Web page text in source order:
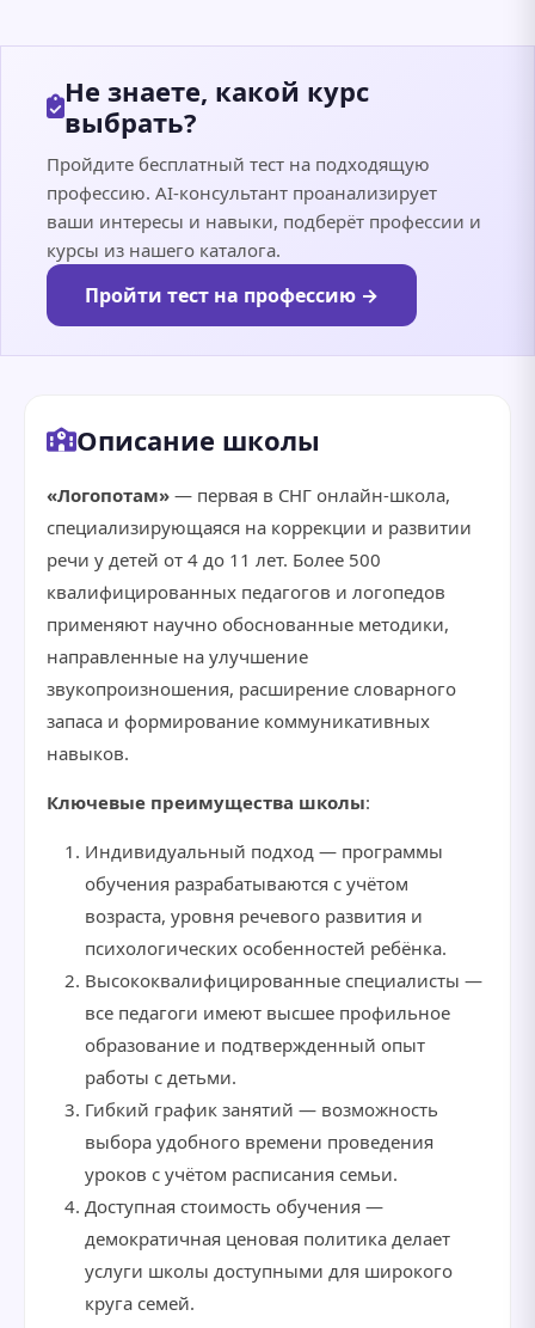
Не знаете, какой курс
выбрать?
Пройдите бесплатный тест на подходящую
профессию. AI-консультант проанализирует
ваши интересы и навыки, подберёт профессии и
курсы из нашего каталога.
Пройти тест на профессию →
Описание школы
«Логопотам» — первая в СНГ онлайн-школа,
специализирующаяся на коррекции и развитии
речи у детей от 4 до 11 лет. Более 500
квалифицированных педагогов и логопедов
применяют научно обоснованные методики,
направленные на улучшение
звукопроизношения, расширение словарного
запаса и формирование коммуникативных
навыков.
Ключевые преимущества школы:
Индивидуальный подход — программы
обучения разрабатываются с учётом
возраста, уровня речевого развития и
психологических особенностей ребёнка.
Высококвалифицированные специалисты —
все педагоги имеют высшее профильное
образование и подтвержденный опыт
работы с детьми.
Гибкий график занятий — возможность
выбора удобного времени проведения
уроков с учётом расписания семьи.
Доступная стоимость обучения —
демократичная ценовая политика делает
услуги школы доступными для широкого
круга семей.